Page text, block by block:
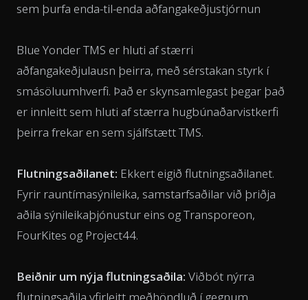
sem þurfa enda-til-enda aðfangakeðjustjórnun
Blue Yonder TMS er hluti af stærri
aðfangakeðjulausn þeirra, með sérstakan styrk í
smásöluumhverfi. Það er skynsamlegast þegar það
er innleitt sem hluti af stærra hugbúnaðarvistkerfi
þeirra frekar en sem sjálfstætt TMS.
Flutningsaðilanet: Ekkert eigið flutningsaðilanet.
Fyrir rauntímasýnileika, samstarfsaðilar við þriðja
aðila sýnileikaþjónustur eins og Transporeon,
FourKites og Project44.
Beiðnir um nýja flutningsaðila: Viðbót nýrra